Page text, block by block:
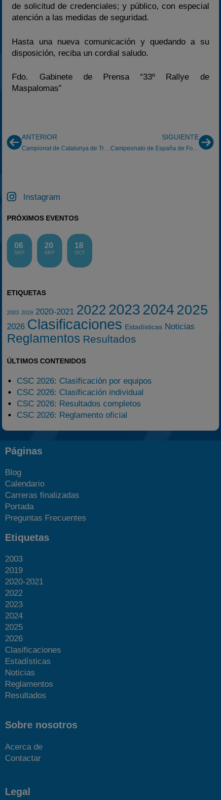
de solicitud de credenciales; y público, con especial
atención a las medidas de seguridad.
Hasta una nueva comunicación y quedando a su
disposición, reciba un cordial saludo.
Fdo. Gabinete de Prensa “33º Rallye de
Maspalomas”
ANTERIOR SIGUIENTE
Instagram
PRÓXIMOS EVENTOS
06
SEP
20
SEP
18
OCT
ETIQUETAS
2003 2019 2020-2021 2022 2023 20242025
2026 Clasificaciones Estadísticas Noticias
Reglamentos Resultados
ÚLTIMOS CONTENIDOS
CSC 2026: Clasificación por equipos
CSC 2026: Clasificación individual
CSC 2026: Resultados completos
CSC 2026: Reglamento oficial
Páginas
Blog
Calendario
Carreras finalizadas
Portada
Preguntas Frecuentes
Etiquetas
2003
2019
2020-2021
2022
2023
2024
2025
2026
Clasificaciones
Estadísticas
Noticias
Reglamentos
Resultados
Sobre nosotros
Acerca de
Contactar
Legal